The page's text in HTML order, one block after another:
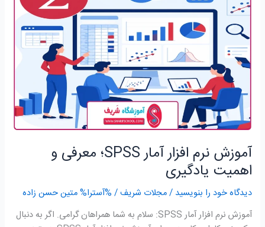
آموزش نرم افزار آمار SPSS؛ معرفی و
اهمیت یادگیری
دیدگاه‌ خود را بنویسید /مجلات شریف/ %آسترا%متین حسن زاده
آموزش نرم افزار آمار SPSS: سلام به شما همراهان گرامی. اگر به دنبال
افزار
آمار
SPSS؛
معرفی
و
اهمیت
یادگیری